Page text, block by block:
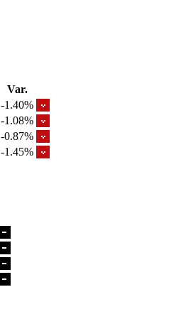
Var.
-1.40%
-1.08%
-0.87%
-1.45%